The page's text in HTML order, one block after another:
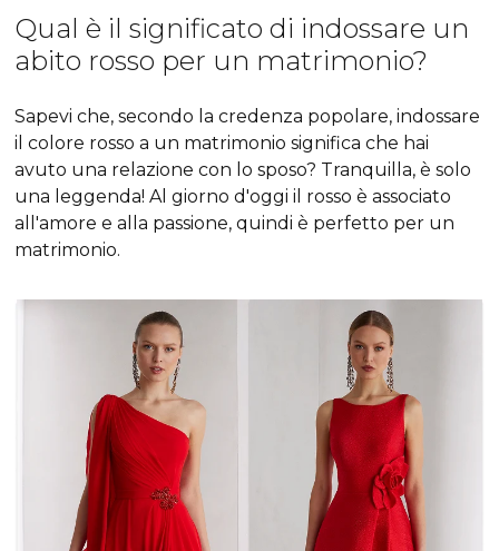
Qual è il significato di indossare un
abito rosso per un matrimonio?
Sapevi che, secondo la credenza popolare, indossare
il colore rosso a un matrimonio significa che hai
avuto una relazione con lo sposo? Tranquilla, è solo
una leggenda! Al giorno d'oggi il rosso è associato
all'amore e alla passione, quindi è perfetto per un
matrimonio.